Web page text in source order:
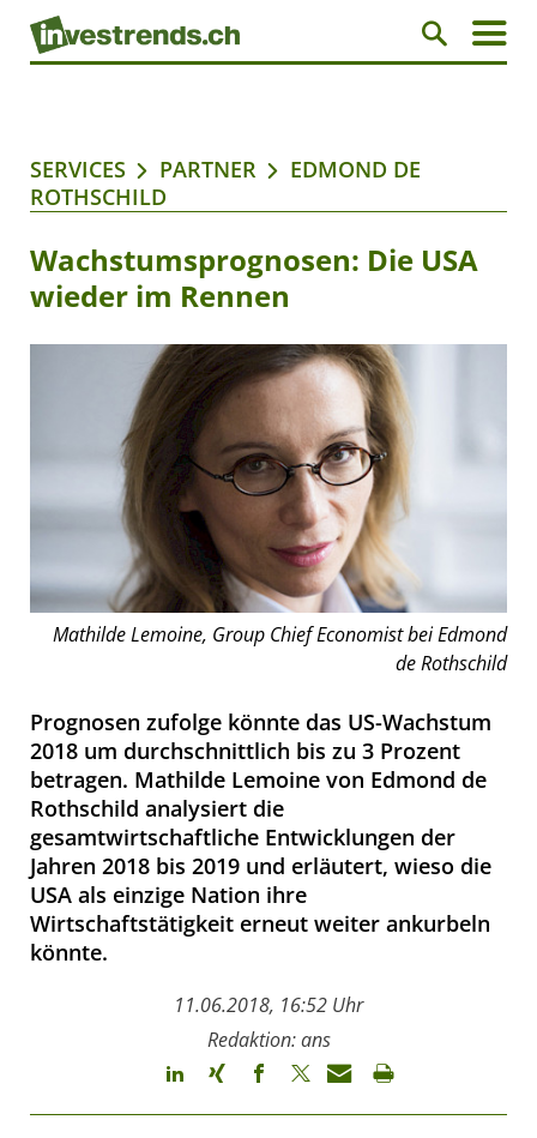
SERVICES PARTNER
EDMOND DE
ROTHSCHILD
Wachstumsprognosen: Die USA
wieder im Rennen
Mathilde Lemoine, Group Chief Economist bei Edmond
de Rothschild
Prognosen zufolge könnte das US-Wachstum
2018 um durchschnittlich bis zu 3 Prozent
betragen. Mathilde Lemoine von Edmond de
Rothschild analysiert die
gesamtwirtschaftliche Entwicklungen der
Jahren 2018 bis 2019 und erläutert, wieso die
USA als einzige Nation ihre
Wirtschaftstätigkeit erneut weiter ankurbeln
könnte.
11.06.2018, 16:52 Uhr
Redaktion: ans